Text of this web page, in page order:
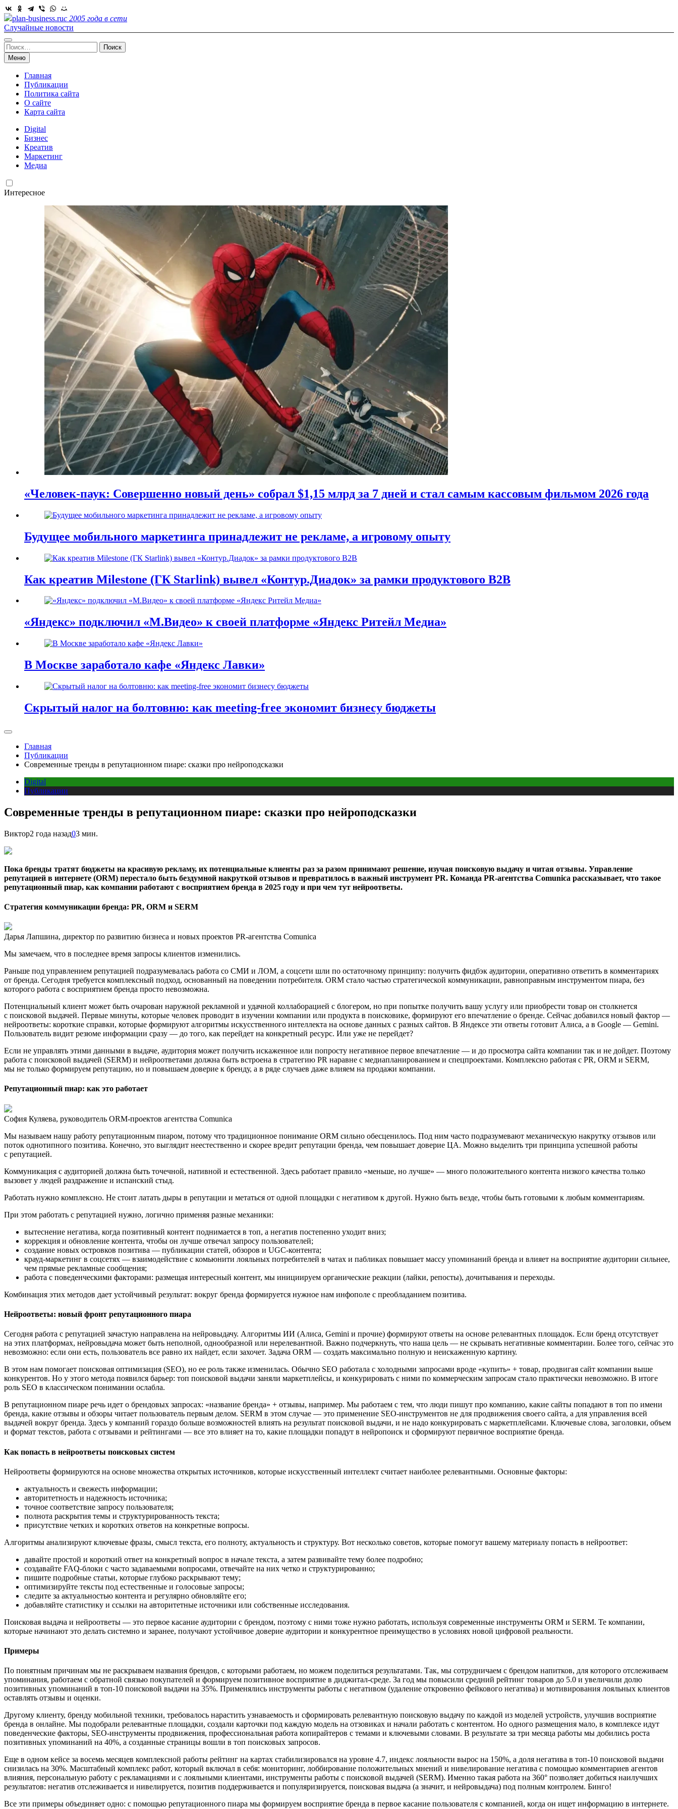
Skip
to
content
plan-business.ruс 2005 года в сети
Случайные новости
Найти:
Меню
Главная
Публикации
Политика сайта
О сайте
Карта сайта
Digital
Бизнес
Креатив
Маркетинг
Медиа
Интересное
«Человек-паук: Совершенно новый день» собрал $1,15 млрд за 7 дней и стал самым кассовым фильмом 2026 года
Будущее мобильного маркетинга принадлежит не рекламе, а игровому опыту
Как креатив Milestone (ГК Starlink) вывел «Контур.Диадок» за рамки продуктового B2B
«Яндекс» подключил «М.Видео» к своей платформе «Яндекс Ритейл Медиа»
В Москве заработало кафе «Яндекс Лавки»
Скрытый налог на болтовню: как meeting-free экономит бизнесу бюджеты
Главная
Публикации
Современные тренды в репутационном пиаре: сказки про нейроподсказки
Digital
Публикации
Современные тренды в репутационном пиаре: сказки про нейроподсказки
Виктор2 года назад03 мин.
Пока бренды тратят бюджеты на красивую рекламу, их потенциальные клиенты раз за разом принимают решение, изучая поисковую выдачу и читая отзывы. Управление
репутацией в интернете (ORM) перестало быть бездумной накруткой отзывов и превратилось в важный инструмент PR. Команда PR-агентства Comunica рассказывает, что такое
репутационный пиар, как компании работают с восприятием бренда в 2025 году и при чем тут нейроответы.
Стратегия коммуникации бренда: PR, ORM и SERM
Дарья Лапшина, директор по развитию бизнеса и новых проектов PR-агентства Comunica
Мы замечаем, что в последнее время запросы клиентов изменились.
Раньше под управлением репутацией подразумевалась работа со СМИ и ЛОМ, а соцcети шли по остаточному принципу: получить фидбэк аудитории, оперативно ответить в комментариях
от бренда. Сегодня требуется комплексный подход, основанный на поведении потребителя. ORM стало частью стратегической коммуникации, равноправным инструментом пиара, без
которого работа с восприятием бренда просто невозможна.
Потенциальный клиент может быть очарован наружной рекламной и удачной коллаборацией с блогером, но при попытке получить вашу услугу или приобрести товар он столкнется
с поисковой выдачей. Первые минуты, которые человек проводит в изучении компании или продукта в поисковике, формируют его впечатление о бренде. Сейчас добавился новый фактор —
нейроответы: короткие справки, которые формируют алгоритмы искусственного интеллекта на основе данных с разных сайтов. В Яндексе эти ответы готовит Алиса, а в Google — Gemini.
Пользователь видит резюме информации сразу — до того, как перейдет на конкретный ресурс. Или уже не перейдет?
Если не управлять этими данными в выдаче, аудитория может получить искаженное или попросту негативное первое впечатление — и до просмотра сайта компании так и не дойдет. Поэтому
работа с поисковой выдачей (SERM) и нейроответами должна быть встроена в стратегию PR наравне с медиапланированием и спецпроектами. Комплексно работая с PR, ORM и SERM,
мы не только формируем репутацию, но и повышаем доверие к бренду, а в ряде случаев даже влияем на продажи компании.
Репутационный пиар: как это работает
София Куляева, руководитель ORM-проектов агентства Comunica
Мы называем нашу работу репутационным пиаром, потому что традиционное понимание ORM сильно обесценилось. Под ним часто подразумевают механическую накрутку отзывов или
поток однотипного позитива. Конечно, это выглядит неестественно и скорее вредит репутации бренда, чем повышает доверие ЦА. Можно выделить три принципа успешной работы
с репутацией.
Коммуникация с аудиторией должна быть точечной, нативной и естественной. Здесь работает правило «меньше, но лучше» — много положительного контента низкого качества только
вызовет у людей раздражение и испанский стыд.
Работать нужно комплексно. Не стоит латать дыры в репутации и метаться от одной площадки с негативом к другой. Нужно быть везде, чтобы быть готовыми к любым комментариям.
При этом работать с репутацией нужно, логично применяя разные механики:
вытеснение негатива, когда позитивный контент поднимается в топ, а негатив постепенно уходит вниз;
коррекция и обновление контента, чтобы он лучше отвечал запросу пользователей;
создание новых островков позитива — публикации статей, обзоров и UGC-контента;
крауд-маркетинг в соцсетях — взаимодействие с комьюнити лояльных потребителей в чатах и пабликах повышает массу упоминаний бренда и влияет на восприятие аудитории сильнее,
чем прямые рекламные сообщения;
работа с поведенческими факторами: размещая интересный контент, мы инициируем органические реакции (лайки, репосты), дочитывания и переходы.
Комбинация этих методов дает устойчивый результат: вокруг бренда формируется нужное нам инфополе с преобладанием позитива.
Нейроответы: новый фронт репутационного пиара
Сегодня работа с репутацией зачастую направлена на нейровыдачу. Алгоритмы ИИ (Алиса, Gemini и прочие) формируют ответы на основе релевантных площадок. Если бренд отсутствует
на этих платформах, нейровыдача может быть неполной, однообразной или нерелевантной. Важно подчеркнуть, что наша цель — не скрывать негативные комментарии. Более того, сейчас это
невозможно: если они есть, пользователь все равно их найдет, если захочет. Задача ORM — создать максимально полную и неискаженную картину.
В этом нам помогает поисковая оптимизация (SEO), но ее роль также изменилась. Обычно SEO работала с холодными запросами вроде «купить» + товар, продвигая сайт компании выше
конкурентов. Но у этого метода появился барьер: топ поисковой выдачи заняли маркетплейсы, и конкурировать с ними по коммерческим запросам стало практически невозможно. В итоге
роль SEO в классическом понимании ослабла.
В репутационном пиаре речь идет о брендовых запросах: «название бренда» + отзывы, например. Мы работаем с тем, что люди пишут про компанию, какие сайты попадают в топ по имени
бренда, какие отзывы и обзоры читает пользователь первым делом. SERM в этом случае — это применение SEO-инструментов не для продвижения своего сайта, а для управления всей
выдачей вокруг бренда. Здесь у компаний гораздо больше возможностей влиять на результат поисковой выдачи, и не надо конкурировать с маркетплейсами. Ключевые слова, заголовки, объем
и формат текстов, работа с отзывами и рейтингами — все это влияет на то, какие площадки попадут в нейропоиск и сформируют первичное восприятие бренда.
Как попасть в нейроответы поисковых систем
Нейроответы формируются на основе множества открытых источников, которые искусственный интеллект считает наиболее релевантными. Основные факторы:
актуальность и свежесть информации;
авторитетность и надежность источника;
точное соответствие запросу пользователя;
полнота раскрытия темы и структурированность текста;
присутствие четких и коротких ответов на конкретные вопросы.
Алгоритмы анализируют ключевые фразы, смысл текста, его полноту, актуальность и структуру. Вот несколько советов, которые помогут вашему материалу попасть в нейроответ:
давайте простой и короткий ответ на конкретный вопрос в начале текста, а затем развивайте тему более подробно;
создавайте FAQ-блоки с часто задаваемыми вопросами, отвечайте на них четко и структурированно;
пишите подробные статьи, которые глубоко раскрывают тему;
оптимизируйте тексты под естественные и голосовые запросы;
следите за актуальностью контента и регулярно обновляйте его;
добавляйте статистику и ссылки на авторитетные источники или собственные исследования.
Поисковая выдача и нейроответы — это первое касание аудитории с брендом, поэтому с ними тоже нужно работать, используя современные инструменты ORM и SERM. Те компании,
которые начинают это делать системно и заранее, получают устойчивое доверие аудитории и конкурентное преимущество в условиях новой цифровой реальности.
Примеры
По понятным причинам мы не раскрываем названия брендов, с которыми работаем, но можем поделиться результатами. Так, мы сотрудничаем с брендом напитков, для которого отслеживаем
упоминания, работаем с обратной связью покупателей и формируем позитивное восприятие в диджитал-среде. За год мы повысили средний рейтинг товаров до 5.0 и увеличили долю
позитивных упоминаний в топ-10 поисковой выдачи на 35%. Применялись инструменты работы с негативом (удаление откровенно фейкового негатива) и мотивирования лояльных клиентов
оставлять отзывы и оценки.
Другому клиенту, бренду мобильной техники, требовалось нарастить узнаваемость и сформировать релевантную поисковую выдачу по каждой из моделей устройств, улучшив восприятие
бренда в онлайне. Мы подобрали релевантные площадки, создали карточки под каждую модель на отзовиках и начали работать с контентом. Но одного размещения мало, в комплексе идут
поведенческие факторы, SEO-инструменты продвижения, профессиональная работа копирайтеров с темами и ключевыми словами. В результате за три месяца работы мы добились роста
позитивных упоминаний на 40%, а созданные страницы вошли в топ поисковых запросов.
Еще в одном кейсе за восемь месяцев комплексной работы рейтинг на картах стабилизировался на уровне 4.7, индекс лояльности вырос на 150%, а доля негатива в топ-10 поисковой выдачи
снизилась на 30%. Масштабный комплекс работ, который включал в себя: мониторинг, лоббирование положительных мнений и нивелирование негатива с помощью комментариев агентов
влияния, персональную работу с рекламациями и с лояльными клиентами, инструменты работы с поисковой выдачей (SERM). Именно такая работа на 360° позволяет добиться наилучших
результатов: негатив отслеживается и нивелируется, позитив поддерживается и популяризируется, поисковая выдача (а значит, и нейровыдача) под полным контролем. Бинго!
Все эти примеры объединяет одно: с помощью репутационного пиара мы формируем восприятие бренда в первое касание пользователя с компанией, когда он ищет информацию в интернете.